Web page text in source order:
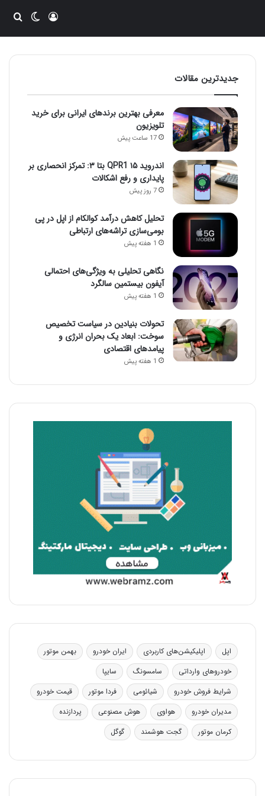
ورودتغییر
جدیدترین مقالات
معرفی بهترین برندهای ایرانی برای خرید
تلویزیون
17 ساعت پیش
اندروید ۱۵ QPR1 بتا ۳: تمرکز انحصاری بر
پایداری و رفع اشکالات
7 روز پیش
تحلیل کاهش درآمد کوالکام از اپل در پی
بومی‌سازی تراشه‌های ارتباطی
1 هفته پیش
نگاهی تحلیلی به ویژگی‌های احتمالی
آیفون بیستمین سالگرد
1 هفته پیش
تحولات بنیادین در سیاست تخصیص
سوخت: ابعاد یک بحران انرژی و
پیامدهای اقتصادی
1 هفته پیش
اپل اپلیکیشن‌های کاربردی ایران خودرو
بهمن موتور
خودروهای وارداتی
سامسونگ
سایپا
شرایط فروش خودرو
شیائومی فردا موتور
قیمت خودرو
مدیران خودرو
هواوی هوش مصنوعی
پردازنده
کرمان موتور
گجت هوشمند گوگل